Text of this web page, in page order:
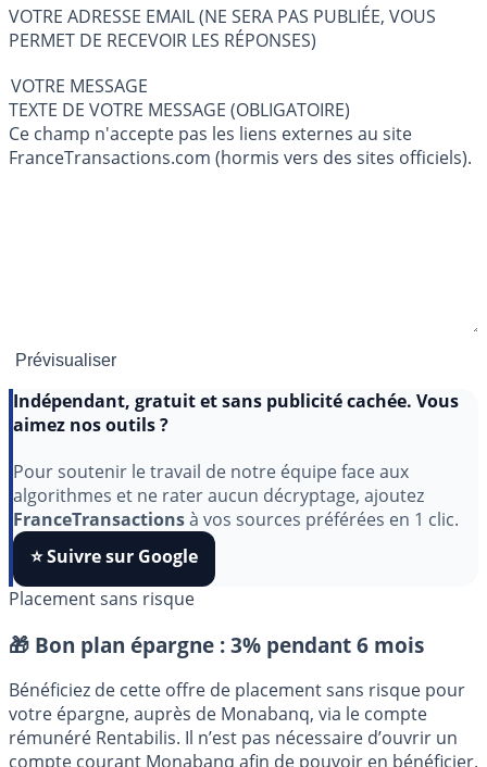
VOTRE ADRESSE EMAIL (NE SERA PAS PUBLIÉE, VOUS
PERMET DE RECEVOIR LES RÉPONSES)
VOTRE MESSAGE
TEXTE DE VOTRE MESSAGE (OBLIGATOIRE)
Ce champ n'accepte pas les liens externes au site
FranceTransactions.com (hormis vers des sites officiels).
aimez nos outils ?
Pour soutenir le travail de notre équipe face aux
algorithmes et ne rater aucun décryptage, ajoutez
FranceTransactionsà vos sources préférées en 1 clic.
⭐️ Suivre sur Google
Placement sans risque
🎁 Bon plan épargne : 3% pendant 6 mois
Bénéficiez de cette offre de placement sans risque pour
votre épargne, auprès de Monabanq, via le compte